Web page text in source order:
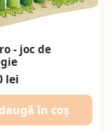
- joc de
lei
în coș